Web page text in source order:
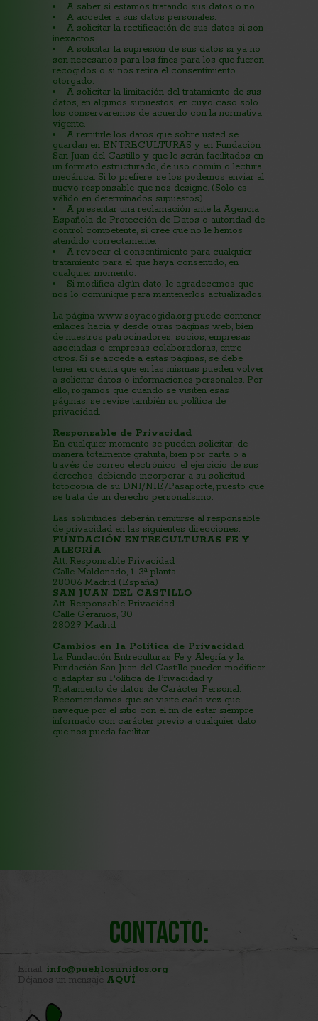
A saber si estamos tratando sus datos o no.
A acceder a sus datos personales.
A solicitar la rectificación de sus datos si son
inexactos.
A solicitar la supresión de sus datos si ya no
son necesarios para los fines para los que fueron
recogidos o si nos retira el consentimiento
otorgado.
A solicitar la limitación del tratamiento de sus
datos, en algunos supuestos, en cuyo caso sólo
los conservaremos de acuerdo con la normativa
vigente.
A remitirle los datos que sobre usted se
guardan en ENTRECULTURAS y en Fundación
San Juan del Castillo y que le serán facilitados en
un formato estructurado, de uso común o lectura
mecánica. Si lo prefiere, se los podemos enviar al
nuevo responsable que nos designe. (Sólo es
válido en determinados supuestos).
A presentar una reclamación ante la Agencia
Española de Protección de Datos o autoridad de
control competente, si cree que no le hemos
atendido correctamente.
A revocar el consentimiento para cualquier
tratamiento para el que haya consentido, en
cualquier momento.
Si modifica algún dato, le agradecemos que
nos lo comunique para mantenerlos actualizados.
La página www.soyacogida.org puede contener
enlaces hacia y desde otras páginas web, bien
de nuestros patrocinadores, socios, empresas
asociadas o empresas colaboradoras, entre
otros. Si se accede a estas páginas, se debe
tener en cuenta que en las mismas pueden volver
a solicitar datos o informaciones personales. Por
ello, rogamos que cuando se visiten esas
páginas, se revise también su política de
privacidad.
Responsable de Privacidad
En cualquier momento se pueden solicitar, de
manera totalmente gratuita, bien por carta o a
través de correo electrónico, el ejercicio de sus
derechos, debiendo incorporar a su solicitud
fotocopia de su DNI/NIE/Pasaporte, puesto que
se trata de un derecho personalísimo.
Las solicitudes deberán remitirse al responsable
de privacidad en las siguientes direcciones:
FUNDACIÓN ENTRECULTURAS FE Y
ALEGRÍA
Att. Responsable Privacidad
Calle Maldonado, 1. 3ª planta
28006 Madrid (España)
SAN JUAN DEL CASTILLO
Att. Responsable Privacidad
Calle Geranios, 30
28029 Madrid
Cambios en la Política de Privacidad
La Fundación Entreculturas Fe y Alegría y la
Fundación San Juan del Castillo pueden modificar
o adaptar su Política de Privacidad y
Tratamiento de datos de Carácter Personal.
Recomendamos que se visite cada vez que
navegue por el sitio con el fin de estar siempre
informado con carácter previo a cualquier dato
que nos pueda facilitar.
Contacto:
Email: info@pueblosunidos.org
Déjanos un mensaje AQUÍ